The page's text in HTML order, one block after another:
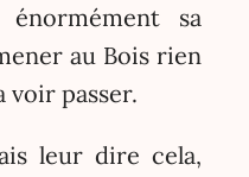
sa
au Bois rien
voir passer.
leur dire cela,